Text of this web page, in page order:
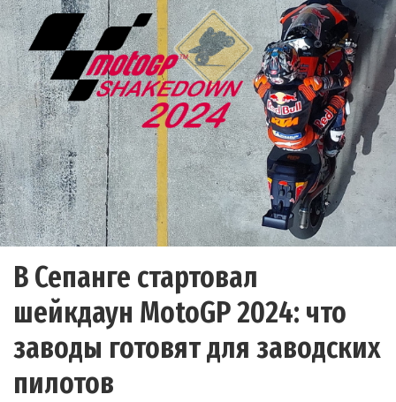
В Сепанге стартовал
шейкдаун MotoGP 2024: что
заводы готовят для заводских
пилотов